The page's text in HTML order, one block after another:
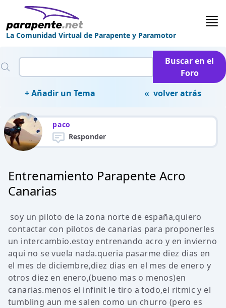
La Comunidad Virtual de Parapente y Paramotor
Buscar en el
Foro
+ Añadir un Tema
« volver atrás
paco
Responder
Entrenamiento Parapente Acro
Canarias
soy un piloto de la zona norte de españa,quiero
contactar con pilotos de canarias para proponerles
un intercambio.estoy entrenando acro y en invierno
aqui no se vuela nada.queria pasarme diez dias en
el mes de diciembre,diez dias en el mes de enero y
otros diez en enero,(bueno mas o menos)en
canarias.menos el infinit le tiro a todo,el ritmic y el
tumbling aun me salen como un churro (pero es